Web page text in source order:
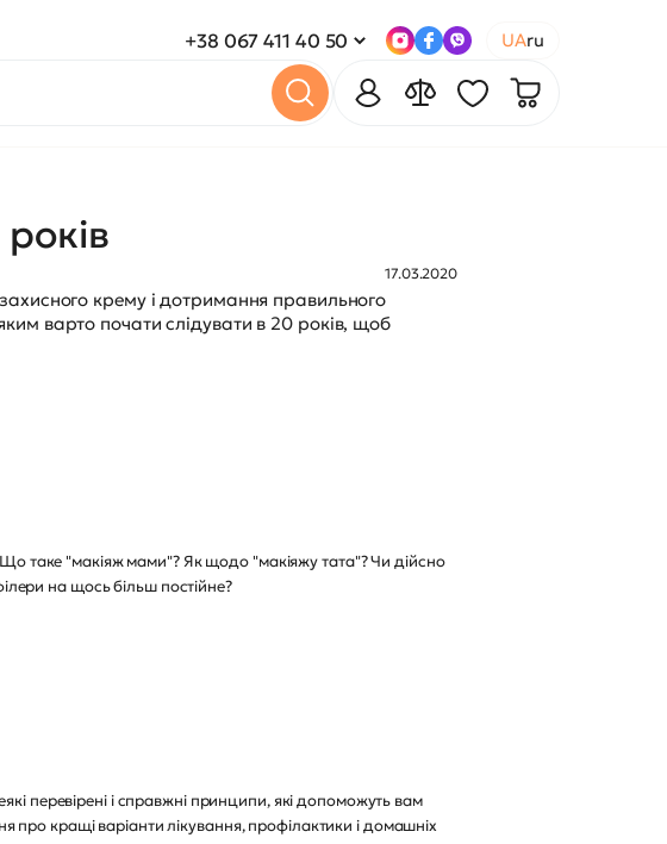
+38 067 411 40 50 UAru
17.03.2020
крему і дотримання правильного
варто почати слідувати в 20 років, щоб
таке "макіяж мами"? Як щодо "макіяжу тата"? Чи дійсно
на щось більш постійне?
перевірені і справжні принципи, які допоможуть вам
про кращі варіанти лікування, профілактики і домашніх